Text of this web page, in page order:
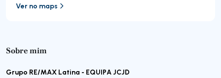
Sobre mim
Grupo RE/MAX Latina - EQUIPA JCJD
Ver no maps